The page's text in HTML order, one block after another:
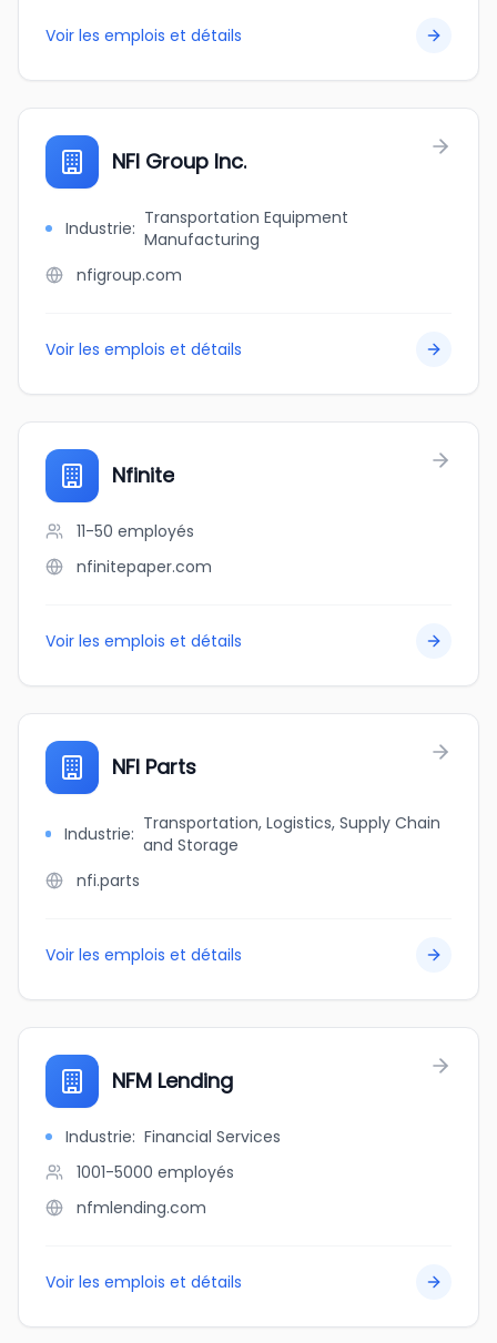
Voir les emplois et détails
NFI Group Inc.
Industrie: Transportation Equipment
Manufacturing
nfigroup.com
Voir les emplois et détails
Nfinite
11-50 employés
nfinitepaper.com
Voir les emplois et détails
NFI Parts
Industrie: Transportation, Logistics, Supply Chain
and Storage
nfi.parts
Voir les emplois et détails
NFM Lending
Industrie: Financial Services
1001-5000 employés
nfmlending.com
Voir les emplois et détails